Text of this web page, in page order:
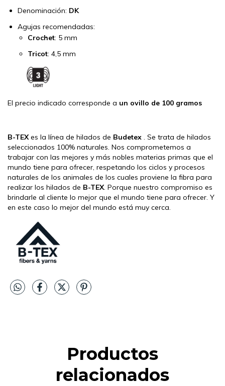
Denominación: DK
Agujas recomendadas:
Crochet: 5 mm
Tricot: 4,5 mm
El precio indicado corresponde a un ovillo de 100 gramos
B-TEXes la línea de hilados de Budetex
. Se trata de hilados
seleccionados 100% naturales. Nos comprometemos a
trabajar con las mejores y más nobles materias primas que el
mundo tiene para ofrecer, respetando los ciclos y procesos
naturales de los animales de los cuales proviene la fibra para
realizar los hilados de B-TEX. Porque nuestro compromiso es
brindarle al cliente lo mejor que el mundo tiene para ofrecer. Y
en este caso lo mejor del mundo está muy cerca.
Productos
relacionados